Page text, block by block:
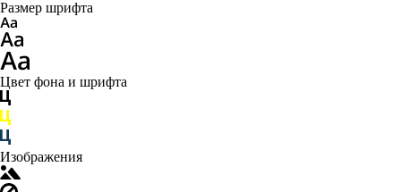
Размер шрифта
Цвет фона и шрифта
Изображения